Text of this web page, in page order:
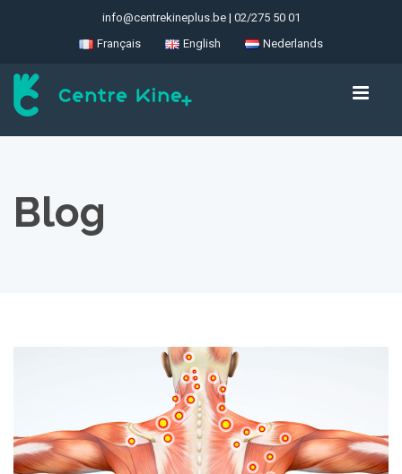
info@centrekineplus.be| 02/275 50 01
Français
English Nederlands
Blog